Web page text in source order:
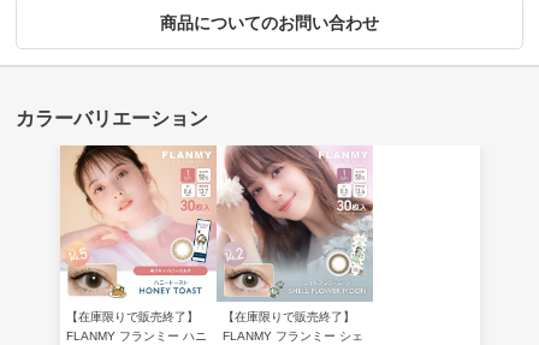
商品についてのお問い合わせ
【在庫限りで販売終了】
FLANMY フランミー ハニ
【在庫限りで販売終了】
FLANMY フランミー シェ